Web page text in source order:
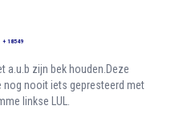
+ 18549
a.u.b zijn bek houden.Deze
nooit iets gepresteerd met
linkse LUL.